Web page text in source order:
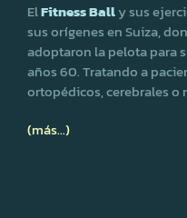
ElFitness Bally sus
sus orígenes en Suiza,
adoptaron la pelota para
años 60. Tratando a
ortopédicos, cerebrales o
(más…)